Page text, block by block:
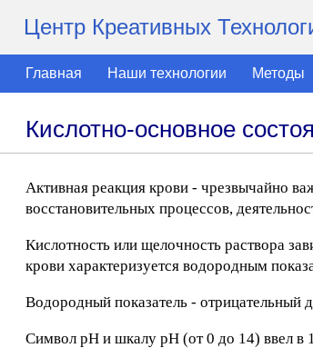
Центр Креативных
Главная Наши технологии Методы
Кислотно-основное
Активная реакция крови - чрезвычайно
восстановительных процессов,
Кислотность или щелочность раствора
крови характеризуется водородным
Водородный показатель -
Символ рН и шкалу рН (от 0 до 14) ввел в